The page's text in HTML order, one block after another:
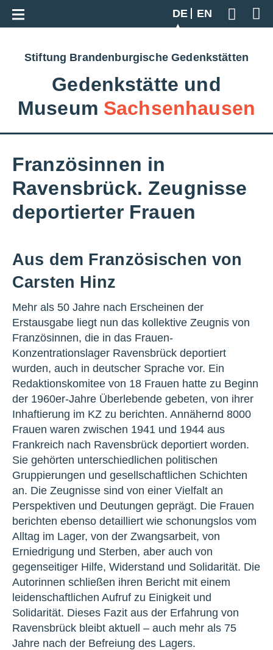
DE
EN
Geben
Zur Gesamtübersicht
Stiftung Brandenburgische Gedenkstätten
Gedenkstätte und
Museum Sachsenhausen
Französinnen in
Ravensbrück. Zeugnisse
deportierter Frauen
Aus dem Französischen von
Carsten Hinz
Mehr als 50 Jahre nach Erscheinen der
Erstausgabe liegt nun das kollektive Zeugnis von
Französinnen, die in das Frauen-
Konzentrationslager Ravensbrück deportiert
wurden, auch in deutscher Sprache vor. Ein
Redaktionskomitee von 18 Frauen hatte zu Beginn
der 1960er-Jahre Überlebende gebeten, von ihrer
Inhaftierung im KZ zu berichten. Annähernd 8000
Frauen waren zwischen 1941 und 1944 aus
Frankreich nach Ravensbrück deportiert worden.
Sie gehörten unterschiedlichen politischen
Gruppierungen und gesellschaftlichen Schichten
an. Die Zeugnisse sind von einer Vielfalt an
Perspektiven und Deutungen geprägt. Die Frauen
berichten ebenso detailliert wie schonungslos vom
Alltag im Lager, von der Zwangsarbeit, von
Erniedrigung und Sterben, aber auch von
gegenseitiger Hilfe, Widerstand und Solidarität. Die
Autorinnen schließen ihren Bericht mit einem
leidenschaftlichen Aufruf zu Einigkeit und
Solidarität. Dieses Fazit aus der Erfahrung von
Ravensbrück bleibt aktuell – auch mehr als 75
Jahre nach der Befreiung des Lagers.